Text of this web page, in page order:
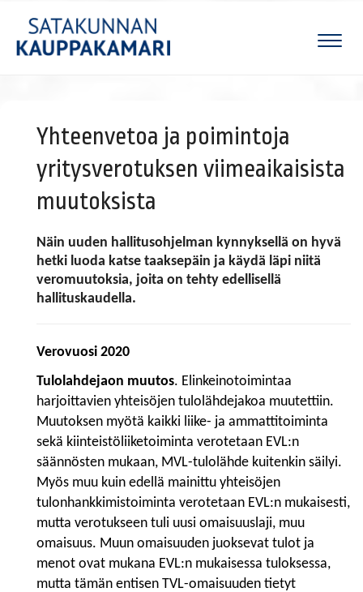
Yhteenvetoa ja poimintoja
yritysverotuksen viimeaikaisista
muutoksista
Näin uuden hallitusohjelman kynnyksellä on hyvä
hetki luoda katse taaksepäin ja käydä läpi niitä
veromuutoksia, joita on tehty edellisellä
hallituskaudella.
Verovuosi 2020
Tulolahdejaon muutos. Elinkeinotoimintaa
harjoittavien yhteisöjen tulolähdejakoa muutettiin.
Muutoksen myötä kaikki liike- ja ammattitoiminta
sekä kiinteistöliiketoiminta verotetaan EVL:n
säännösten mukaan, MVL-tulolähde kuitenkin säilyi.
Myös muu kuin edellä mainittu yhteisöjen
tulonhankkimistoiminta verotetaan EVL:n mukaisesti,
mutta verotukseen tuli uusi omaisuuslaji, muu
omaisuus. Muun omaisuuden juoksevat tulot ja
menot ovat mukana EVL:n mukaisessa tuloksessa,
mutta tämän entisen TVL-omaisuuden tietyt